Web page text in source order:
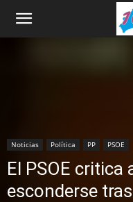
Noticias Política PP PSOE
El PSOE critica
esconderse